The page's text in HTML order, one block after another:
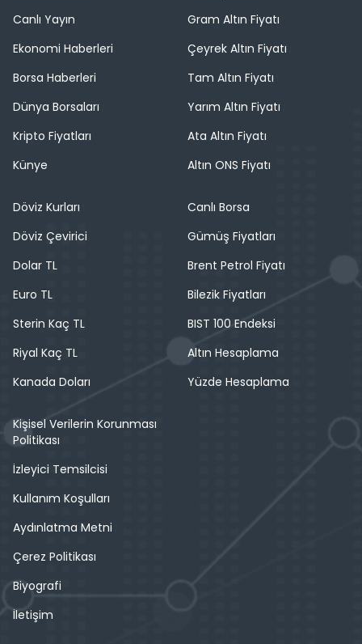
Canlı Yayın
Ekonomi Haberleri
Borsa Haberleri
Dünya Borsaları
Kripto Fiyatları
Künye
Gram Altın Fiyatı
Çeyrek Altın Fiyatı
Tam Altın Fiyatı
Yarım Altın Fiyatı
Ata Altın Fiyatı
Altın ONS Fiyatı
Döviz Kurları
Döviz Çevirici
Dolar TL
Euro TL
Sterin Kaç TL
Riyal Kaç TL
Kanada Doları
Canlı Borsa
Gümüş Fiyatları
Brent Petrol Fiyatı
Bilezik Fiyatları
BIST 100 Endeksi
Altın Hesaplama
Yüzde Hesaplama
Kişisel Verilerin Korunması
Politikası
İzleyici Temsilcisi
Kullanım Koşulları
Aydınlatma Metni
Çerez Politikası
Biyografi
İletişim